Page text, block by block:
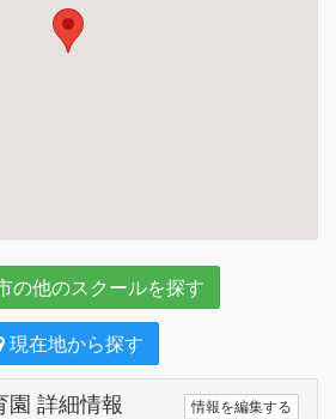
の他のスクールを探す
現在地から探す
園 詳細情報 情報を編集する